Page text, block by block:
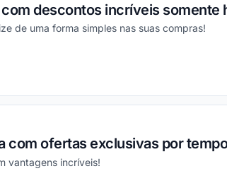
descontos incríveis somente
de uma forma simples nas suas compras!
com ofertas exclusivas por
vantagens incríveis!